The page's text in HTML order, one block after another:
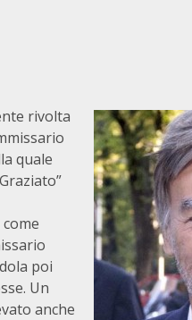
rivolta
quale
poi
Un
anche